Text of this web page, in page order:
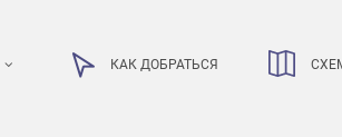
КАК ДОБРАТЬСЯ